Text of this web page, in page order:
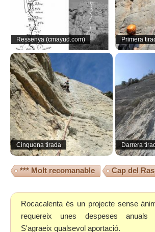
Ressenya (cmayud.com) Primera
Cinquena tirada Darrera
*** Molt recomanable Cap del Ras
Rocacalenta és un projecte sense
requereix unes despeses anuals
S'agraeix qualsevol aportació.